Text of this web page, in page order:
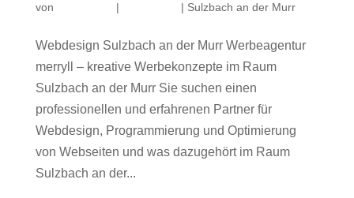
von | | Sulzbach an der Murr
Webdesign Sulzbach an der Murr Werbeagentur
merryll – kreative Werbekonzepte im Raum
Sulzbach an der Murr Sie suchen einen
professionellen und erfahrenen Partner für
Webdesign, Programmierung und Optimierung
von Webseiten und was dazugehört im Raum
Sulzbach an der...